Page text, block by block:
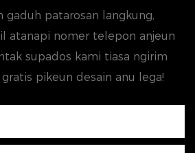
gaduh patarosan langkung,
atanapi nomer telepon anjeun
supados kami tiasa ngirim
pikeun desain anu lega!